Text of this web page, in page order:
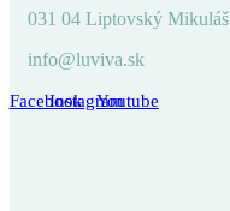
031 04 Liptovský Mikuláš
info@luviva.sk
FacebookInstagramYoutube